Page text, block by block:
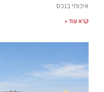
איכותי בנכס
קרא עוד »